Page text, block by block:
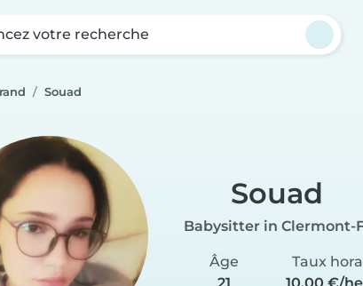
votre recherche
Souad
Souad
Babysitter in Clermont-
Âge
21
Taux
10,00 €/